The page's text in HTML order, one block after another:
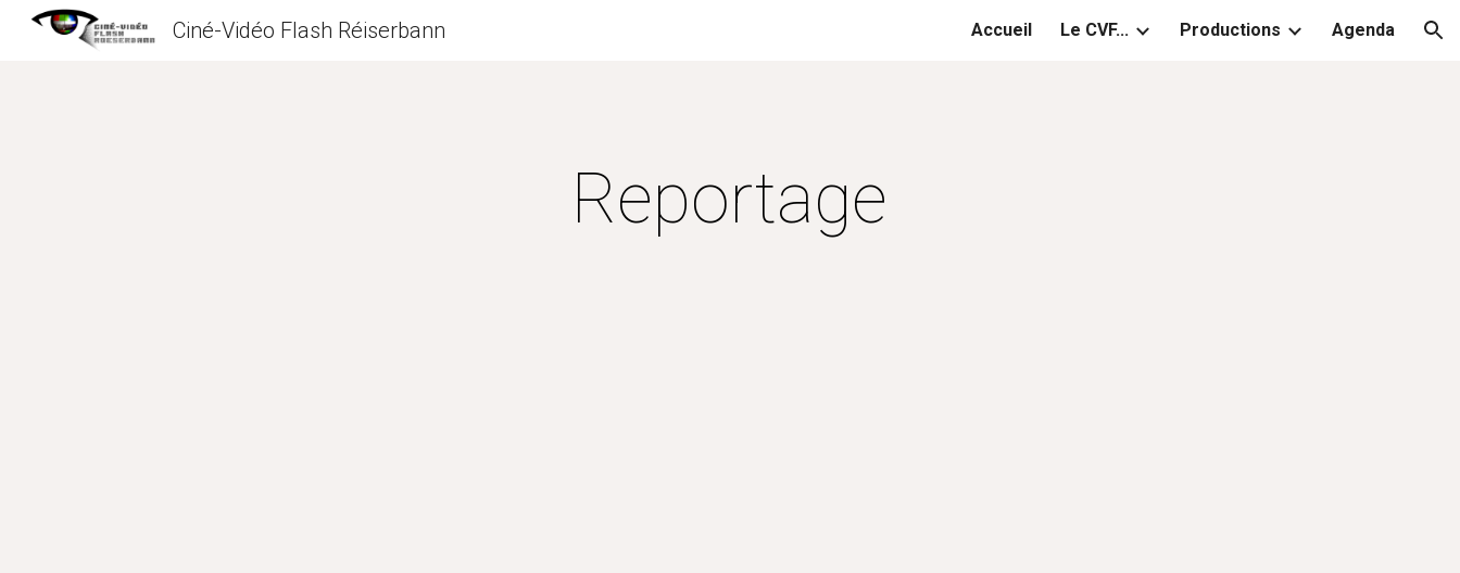
Skip to navigation
Ciné-Vidéo Flash Réiserbann Accueil Le CVF... Productions Agenda
Reportage